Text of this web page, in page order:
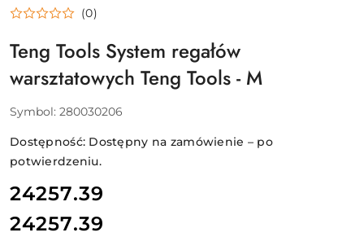
(0)
Teng Tools System regałów
warsztatowych Teng Tools - M
Symbol: 280030206
Dostępność: Dostępny na zamówienie – po
potwierdzeniu.
cena:
24257.39
Cena:
24257.39